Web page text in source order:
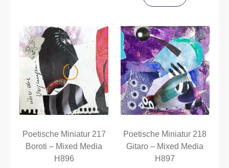
Poetische Miniatur 217
Boroti – Mixed Media
H896
Poetische Miniatur 218
Gitaro – Mixed Media
H897